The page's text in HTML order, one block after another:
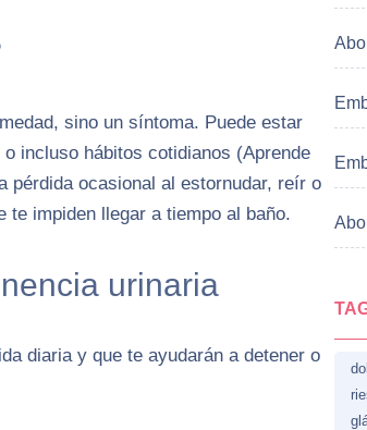
sino un síntoma. Puede estar
incluso hábitos cotidianos (Aprende
pérdida ocasional al estornudar, reír o
te impiden llegar a tiempo al baño.
urinaria
diaria y que te ayudarán a detener o